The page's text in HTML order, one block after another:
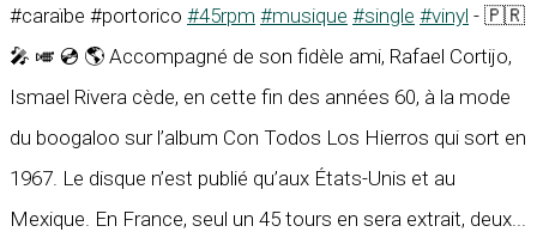
#caraïbe #portorico #45rpm #musique #single #vinyl - 🇵🇷
🎤 🎺 💿 🌎 Accompagné de son fidèle ami, Rafael Cortijo,
Ismael Rivera cède, en cette fin des années 60, à la mode
du boogaloo sur l’album Con Todos Los Hierros qui sort en
1967. Le disque n’est publié qu’aux États-Unis et au
Mexique. En France, seul un 45 tours en sera extrait, deux...